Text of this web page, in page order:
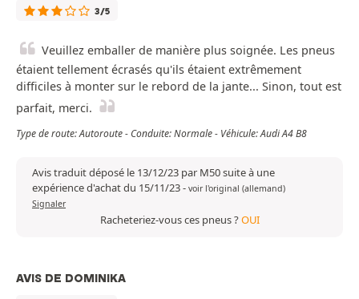
3/5
Veuillez emballer de manière plus soignée. Les pneus
étaient tellement écrasés qu'ils étaient extrêmement
difficiles à monter sur le rebord de la jante... Sinon, tout est
parfait, merci.
Type de route: Autoroute - Conduite: Normale - Véhicule: Audi A4 B8
Avis traduit déposé le 13/12/23 par M50 suite à une
expérience d'achat du 15/11/23- voir l'original (allemand)
Signaler
Racheteriez-vous ces pneus ?OUI
AVIS DE DOMINIKA